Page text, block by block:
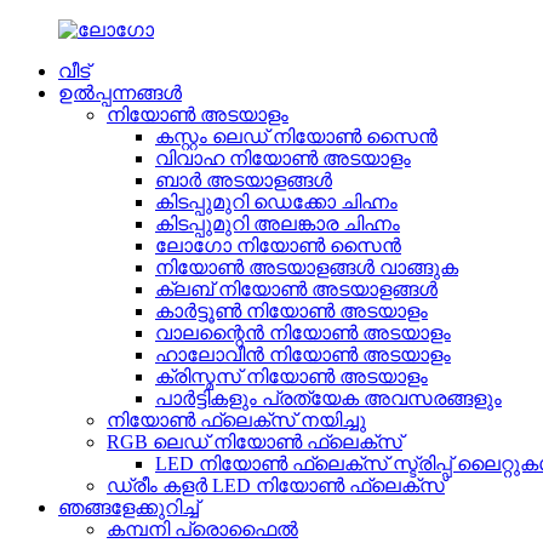
വീട്
ഉൽപ്പന്നങ്ങൾ
നിയോൺ അടയാളം
കസ്റ്റം ലെഡ് നിയോൺ സൈൻ
വിവാഹ നിയോൺ അടയാളം
ബാർ അടയാളങ്ങൾ
കിടപ്പുമുറി ഡെക്കോ ചിഹ്നം
കിടപ്പുമുറി അലങ്കാര ചിഹ്നം
ലോഗോ നിയോൺ സൈൻ
നിയോൺ അടയാളങ്ങൾ വാങ്ങുക
ക്ലബ് നിയോൺ അടയാളങ്ങൾ
കാർട്ടൂൺ നിയോൺ അടയാളം
വാലന്റൈൻ നിയോൺ അടയാളം
ഹാലോവീൻ നിയോൺ അടയാളം
ക്രിസ്മസ് നിയോൺ അടയാളം
പാർട്ടികളും പ്രത്യേക അവസരങ്ങളും
നിയോൺ ഫ്ലെക്സ് നയിച്ചു
RGB ലെഡ് നിയോൺ ഫ്ലെക്സ്
LED നിയോൺ ഫ്ലെക്സ് സ്ട്രിപ്പ്
ഡ്രീം കളർ LED നിയോൺ ഫ്ലെക്സ്
ഞങ്ങളേക്കുറിച്ച്
കമ്പനി പ്രൊഫൈൽ